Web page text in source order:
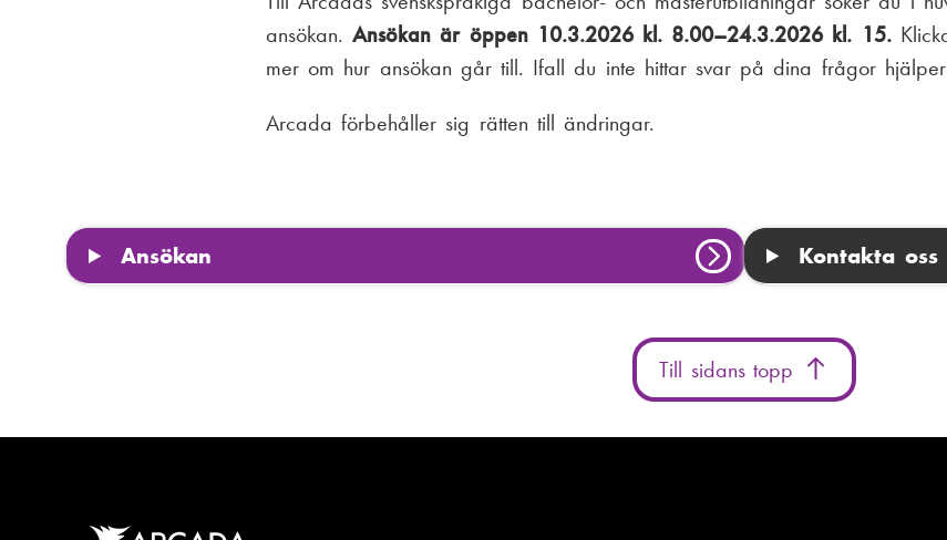
Ansökan Kontakta oss
ansökan.Ansökan är öppen 10.3.2026 kl. 8.00–24.3.2026 kl. 15.
mer om hur ansökan går till. Ifall du inte hittar svar på dina frågor
Arcada förbehåller sig rätten till ändringar.
Till sidans topp